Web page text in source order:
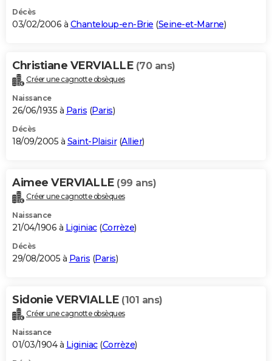
Décès
03/02/2006 à Chanteloup-en-Brie (Seine-et-Marne)
Christiane VERVIALLE (70 ans)
Créer une cagnotte obsèques
Naissance
26/06/1935 à Paris (Paris)
Décès
18/09/2005 à Saint-Plaisir(Allier)
Aimee VERVIALLE (99 ans)
Créer une cagnotte obsèques
Naissance
21/04/1906 à Liginiac(Corrèze)
Décès
29/08/2005 à Paris (Paris)
Sidonie VERVIALLE (101 ans)
Créer une cagnotte obsèques
Naissance
01/03/1904 à Liginiac(Corrèze)